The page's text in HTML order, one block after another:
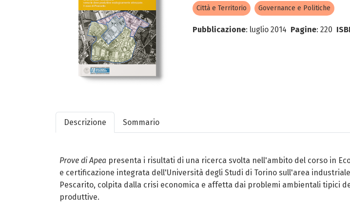
Città e Territorio Governance e Politiche
Pubblicazione: luglio 2014 Pagine: 220
Descrizione Sommario
Prove di Apea presenta i risultati di una ricerca svolta nell'ambito del corso in
e certificazione integrata dell'Università degli Studi di Torino sull'area
Pescarito, colpita dalla crisi economica e affetta dai problemi ambientali tipici
produttive.